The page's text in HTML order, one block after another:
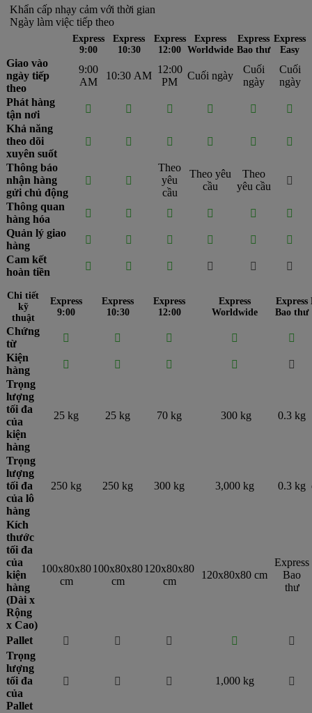
Khẩn cấp nhạy cảm với thời gian
Ngày làm việc tiếp theo
Express
9:00
Express
10:30
Express
12:00
Express
Worldwide
Express
Bao thư
Express
Easy
Giao vào
ngày tiếp
theo
9:00
AM
10:30 AM
12:00
PM
Cuối ngày
Cuối
ngày
Cuối
ngày
Phát hàng
tận nơi
    

Khả năng
theo dõi
xuyên suốt
     
Thông báo
nhận hàng
gửi chủ động
 
Theo
yêu
cầu
Theo yêu
cầu
Theo
yêu cầu

Thông quan
hàng hóa
    

Quản lý giao
hàng
    

Cam kết
hoàn tiền
     
Chi tiết
kỹ
thuật
Express
9:00
Express
10:30
Express
12:00
Express
Worldwide
Express
Bao thư
Chứng
từ
   

Kiện
hàng
   

Trọng
lượng
tối đa
của
kiện
hàng
25 kg 25 kg 70 kg 300 kg 0.3 kg
Trọng
lượng
tối đa
của lô
hàng
250 kg 250 kg 300 kg 3,000 kg 0.3 kg
Kích
thước
tối đa
của
kiện
hàng
(Dài x
Rộng
x Cao)
100x80x80
cm
100x80x80
cm
120x80x80
cm
120x80x80 cm
Express
Bao
thư
Pallet    

Trọng
lượng
tối đa
của
Pallet
   1,000 kg 